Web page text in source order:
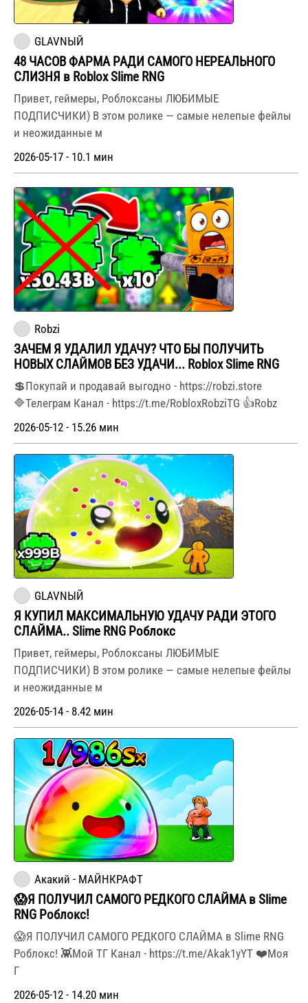
GLAVNЫЙ
48 ЧАСОВ ФАРМА РАДИ САМОГО НЕРЕАЛЬНОГО
СЛИЗНЯ в Roblox Slime RNG
Привет, геймеры, Роблоксаны ЛЮБИМЫЕ
ПОДПИСЧИКИ) В этом ролике — самые нелепые фейлы
и неожиданные м
2026-05-17 - 10.1 мин
Robzi
ЗАЧЕМ Я УДАЛИЛ УДАЧУ? ЧТО БЫ ПОЛУЧИТЬ
НОВЫХ СЛАЙМОВ БЕЗ УДАЧИ... Roblox Slime RNG
💲Покупай и продавай выгодно - https://robzi.store
🔷Телеграм Канал - https://t.me/RobloxRobziTG 👍Robz
2026-05-12 - 15.26 мин
GLAVNЫЙ
Я КУПИЛ МАКСИМАЛЬНУЮ УДАЧУ РАДИ ЭТОГО
СЛАЙМА.. Slime RNG Роблокс
Привет, геймеры, Роблоксаны ЛЮБИМЫЕ
ПОДПИСЧИКИ) В этом ролике — самые нелепые фейлы
и неожиданные м
2026-05-14 - 8.42 мин
Акакий - МАЙНКРАФТ
😱Я ПОЛУЧИЛ САМОГО РЕДКОГО СЛАЙМА в Slime
RNG Роблокс!
😱Я ПОЛУЧИЛ САМОГО РЕДКОГО СЛАЙМА в Slime RNG
Роблокс! 👾Мой ТГ Канал - https://t.me/Akak1yYT ❤️Моя
Г
2026-05-12 - 14.20 мин